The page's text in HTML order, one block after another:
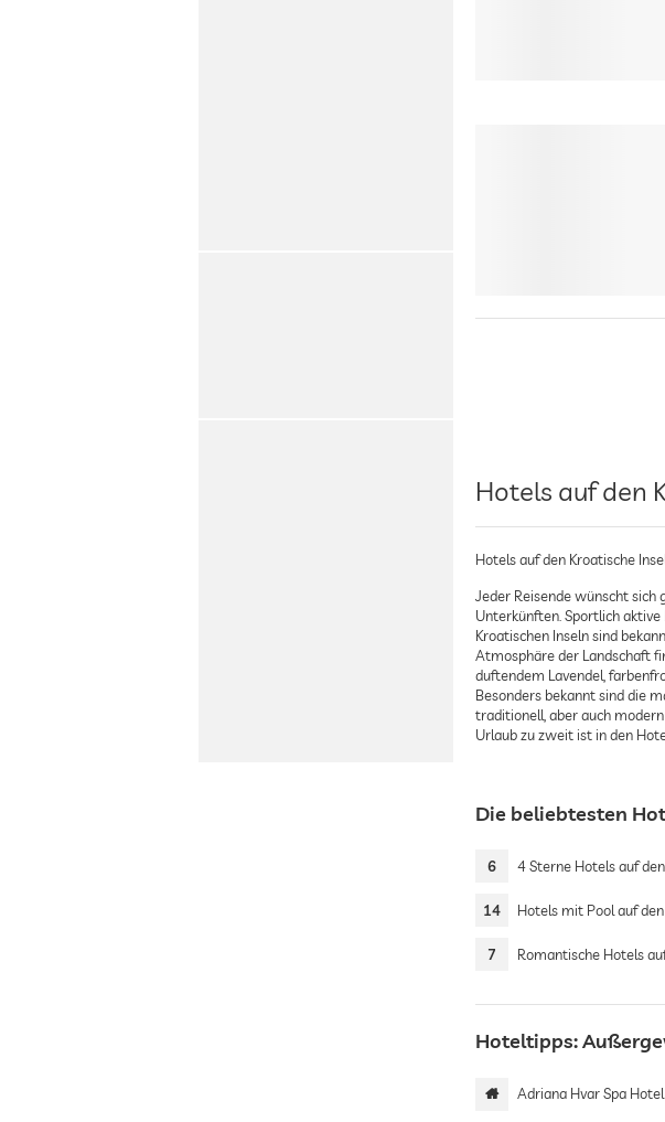
Hotels auf den
Hotels auf den Kroatische
Jeder Reisende wünscht
Unterkünften. Sportlich aktive
Kroatischen Inseln sind
Atmosphäre der Landschaft
duftendem Lavendel,
Besonders bekannt sind die
traditionell, aber auch
Urlaub zu zweit ist in den
Die beliebtesten
6 4 Sterne Hotels auf den
14 Hotels mit Pool auf den
7 Romantische Hotels auf den
Hoteltipps:
Adriana Hvar Spa Hotel